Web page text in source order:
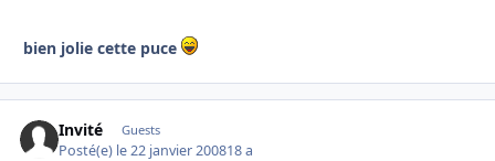
bien jolie cette puce
Invité Guests
Posté(e) le 22 janvier 200818 a